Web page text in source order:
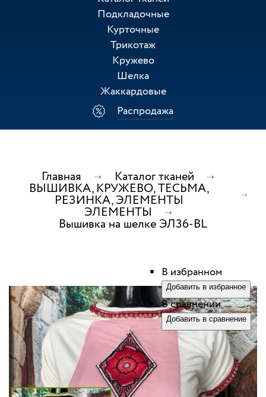
Подкладочные
Курточные
Трикотаж
Кружево
Шелка
Жаккардовые
Распродажа
Главная Каталог тканей
ВЫШИВКА, КРУЖЕВО, ТЕСЬМА,
РЕЗИНКА, ЭЛЕМЕНТЫ
ЭЛЕМЕНТЫ
Вышивка на шелке ЭЛ36-BL
В избранном
Добавить в избранное
В сравнении
Добавить в сравнение